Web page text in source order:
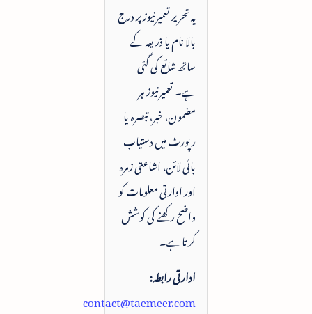
یہ تحریر تعمیرنیوز پر درج
بالا نام یا ذریعہ کے
ساتھ شائع کی گئی
ہے۔ تعمیرنیوز ہر
مضمون، خبر، تبصرہ یا
رپورٹ میں دستیاب
بائی لائن، اشاعتی زمرہ
اور ادارتی معلومات کو
واضح رکھنے کی کوشش
کرتا ہے۔
ادارتی رابطہ:
contact@taemeer.com